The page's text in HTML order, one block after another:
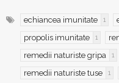
echiancea imunitate 1
propolis imunitate 1
remedii naturiste gripa 1
remedii naturiste tuse 1